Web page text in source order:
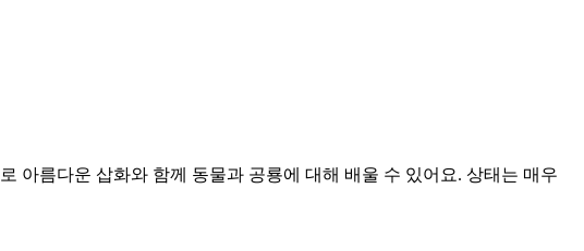
아름다운 삽화와 함께 동물과 공룡에 대해 배울 수 있어요. 상태는 매우